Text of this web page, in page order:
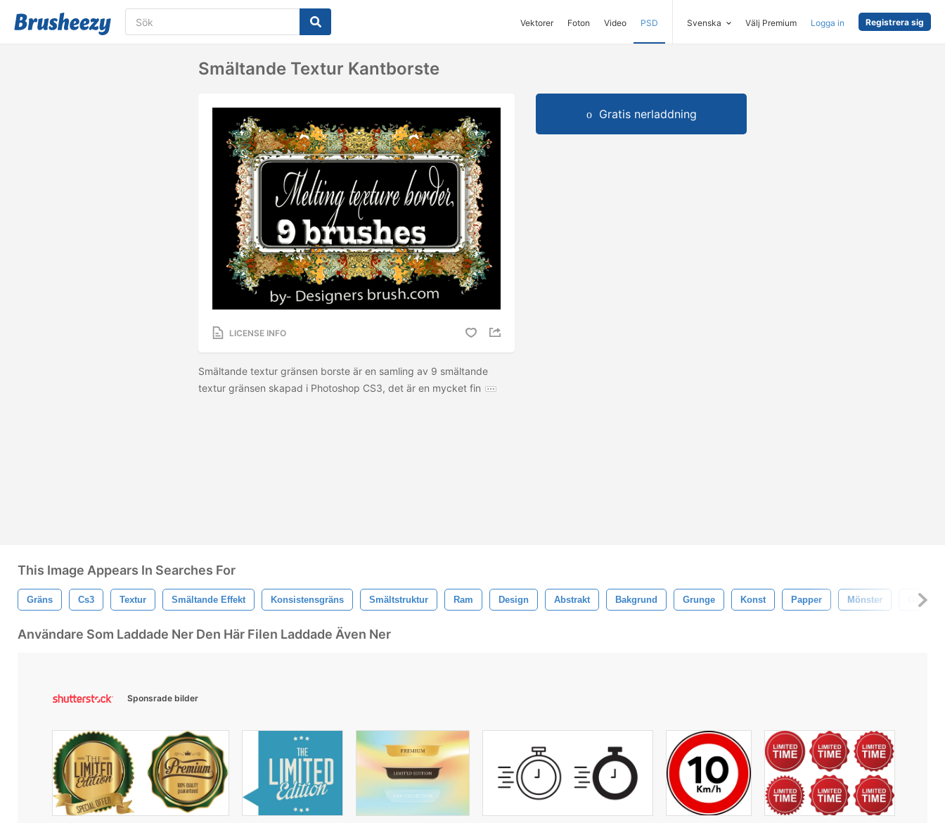
Vektorer Foton Video PSD Svenska Välj Premium Logga in Registrera sig
Smältande Textur Kantborste
LICENSE INFO
Smältande textur gränsen borste är en samling av 9 smältande
textur gränsen skapad i Photoshop CS3, det är en mycket fin
Gratis nerladdning
This Image Appears In Searches For
Gräns Cs3 Textur Smältande Effekt Konsistensgräns Smältstruktur Ram Design Abstrakt Bakgrund Grunge Konst Papper Mönster Gammal
Användare Som Laddade Ner Den Här Filen Laddade Även Ner
Sponsrade bilder